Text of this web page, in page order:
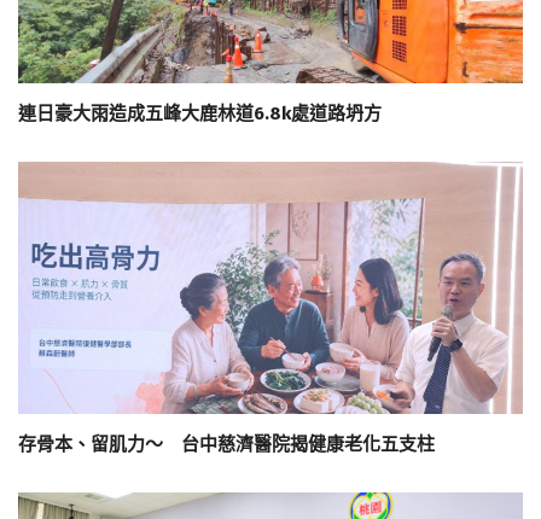
連日豪大雨造成五峰大鹿林道6.8k處道路坍方
存骨本、留肌力～ 台中慈濟醫院揭健康老化五支柱